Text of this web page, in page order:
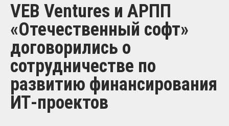
VEB Ventures и АРПП
«Отечественный софт»
договорились о
сотрудничестве по
развитию финансирования
ИТ-проектов